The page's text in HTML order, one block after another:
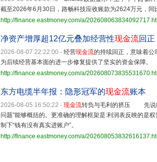
截至2026年6月30日，路畅科技应收账款为2624万元，
http://finance.eastmoney.com/a/
净资产增厚超12亿元叠加经营性现金流回
2026-08-07 22:22:00 - 经营现金流的持续回正，意味着公
为后续经营基本面的进一步修复提供了坚实的资金保障。
http://finance.eastmoney.com/a/
东方电缆半年报：隐形冠军的现金流账本
2026-08-05 16:50:22 - 现金流转负与毛利的挤压 先说
问题”能够概括的。更准确的理解框架是:利润表反映的
制下“钱有没有真实进账户”。
http://finance.eastmoney.com/a/